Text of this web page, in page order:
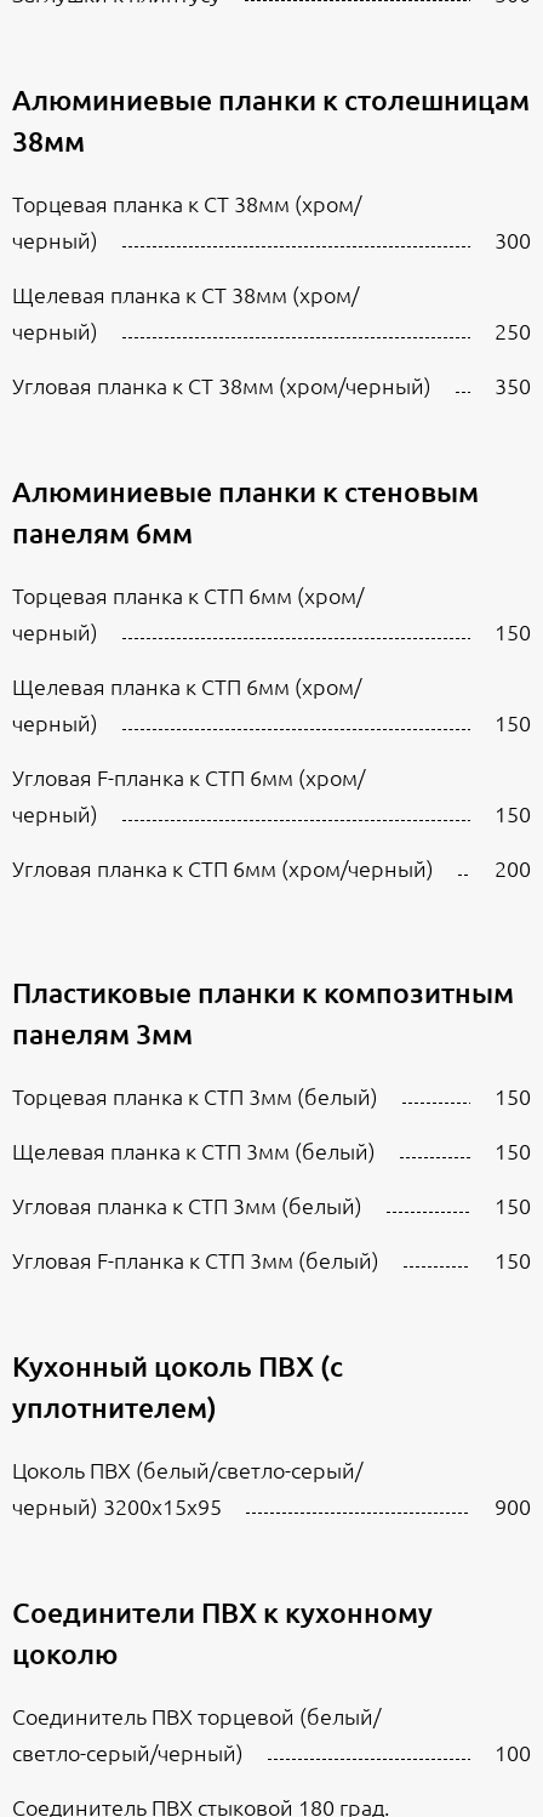
Алюминиевые планки к столешницам
38мм
Торцевая планка к СТ 38мм (хром/
черный)
300
Щелевая планка к СТ 38мм (хром/
черный)
250
Угловая планка к СТ 38мм (хром/черный)
350
Алюминиевые планки к стеновым
панелям 6мм
Торцевая планка к СТП 6мм (хром/
черный)
150
Щелевая планка к СТП 6мм (хром/
черный)
150
Угловая F-планка к СТП 6мм (хром/
черный)
150
Угловая планка к СТП 6мм (хром/черный)
200
Пластиковые планки к композитным
панелям 3мм
Торцевая планка к СТП 3мм (белый)
150
Щелевая планка к СТП 3мм (белый)
150
Угловая планка к СТП 3мм (белый)
150
Угловая F-планка к СТП 3мм (белый)
150
Кухонный цоколь ПВХ (с
уплотнителем)
Цоколь ПВХ (белый/светло-серый/
черный) 3200х15х95
900
Соединители ПВХ к кухонному
цоколю
Соединитель ПВХ торцевой (белый/
светло-серый/черный)
100
Соединитель ПВХ стыковой 180 град.